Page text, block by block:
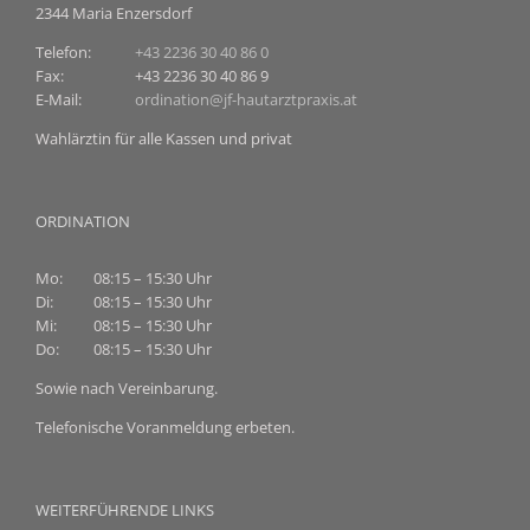
2344 Maria Enzersdorf
Telefon:
Fax:
E-Mail:
+43 2236 30 40 86 0
+43 2236 30 40 86 9
ordination@jf-hautarztpraxis.at
Wahlärztin für alle Kassen und privat
ORDINATION
Mo:
Di:
Mi:
Do:
08:15 – 15:30 Uhr
08:15 – 15:30 Uhr
08:15 – 15:30 Uhr
08:15 – 15:30 Uhr
Sowie nach Vereinbarung.
Telefonische Voranmeldung erbeten.
WEITERFÜHRENDE LINKS